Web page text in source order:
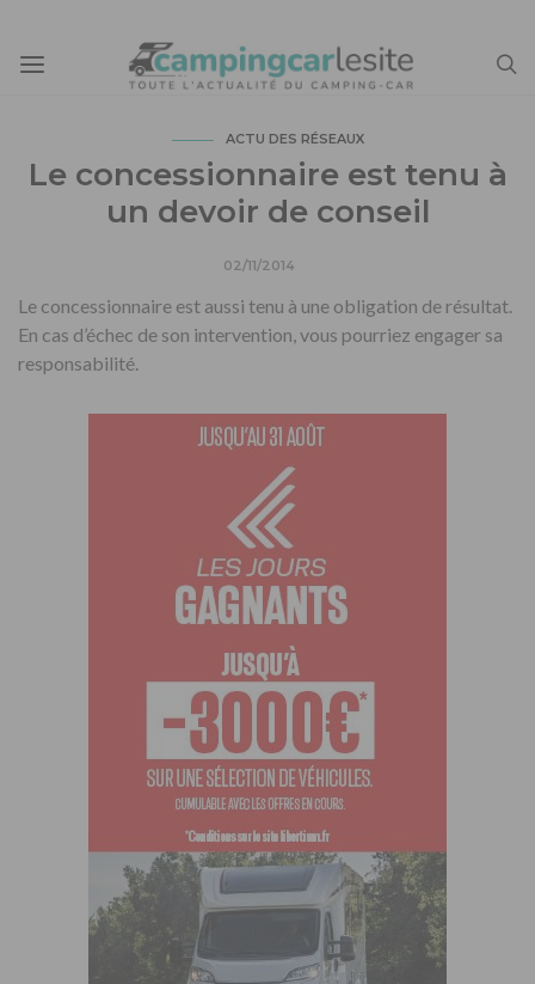
ACTU DES RÉSEAUX
Le concessionnaire est tenu à
un devoir de conseil
02/11/2014
Le concessionnaire est aussi tenu à une obligation de résultat.
En cas d’échec de son intervention, vous pourriez engager sa
responsabilité.